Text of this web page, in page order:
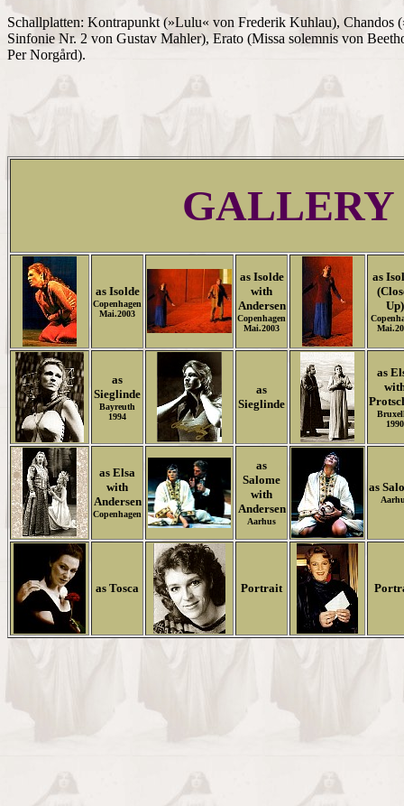
Schallplatten: Kontrapunkt (»Lulu« von Frederik Kuhlau), Chandos
Sinfonie Nr. 2 von Gustav Mahler), Erato (Missa solemnis von
Per Norgård).
GALLERY
as Isolde
Copenhagen
Mai.2003
as Isolde
with
Andersen
Copenhagen
Mai.2003
as
Up)
as
Sieglinde
Bayreuth
1994
as
Sieglinde
as
1990
as Elsa
with
Andersen
Copenhagen
as
Salome
with
Andersen
Aarhus
as
as Tosca Portrait